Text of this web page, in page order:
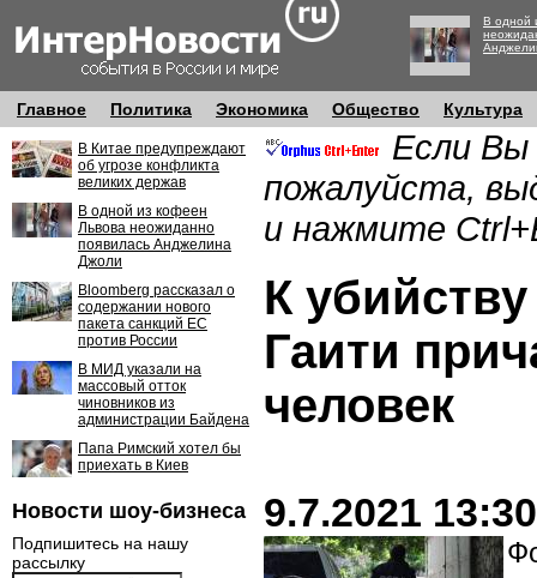
В одной
Главное Политика Экономика Общество Культура
В Китае предупреждают
об угрозе конфликта
великих держав
В одной из кофеен
Львова неожиданно
появилась Анджелина
Джоли
Bloomberg рассказал о
содержании нового
пакета санкций ЕС
против России
В МИД указали на
массовый отток
чиновников из
администрации Байдена
Папа Римский хотел бы
приехать в Киев
Новости шоу-бизнеса
Подпишитесь на нашу
рассылку
Если Вы
пожалуйста,
и нажмите
К
Гаити
человек
9.7.2021 13:30